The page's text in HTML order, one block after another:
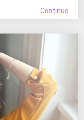
Continue